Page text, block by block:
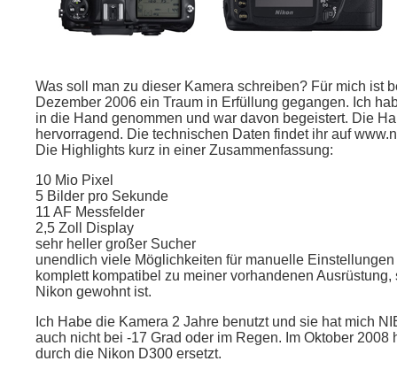
Was soll man zu dieser Kamera schreiben? Für mich ist
Dezember 2006 ein Traum in Erfüllung gegangen. Ich
in die Hand genommen und war davon begeistert. Die
hervorragend. Die technischen Daten findet ihr auf
Die Highlights kurz in einer Zusammenfassung:
10 Mio Pixel
5 Bilder pro Sekunde
11 AF Messfelder
2,5 Zoll Display
sehr heller großer Sucher
unendlich viele Möglichkeiten für manuelle Einstellungen
komplett kompatibel zu meiner vorhandenen
Nikon gewohnt ist.
Ich Habe die Kamera 2 Jahre benutzt und sie hat mich
auch nicht bei -17 Grad oder im Regen. Im Oktober 2008
durch die Nikon D300 ersetzt.